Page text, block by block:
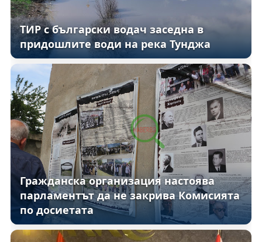
ТИР с български водач заседна в
придошлите води на река Тунджа
Гражданска организация настоява
парламентът да не закрива Комисията
по досиетата